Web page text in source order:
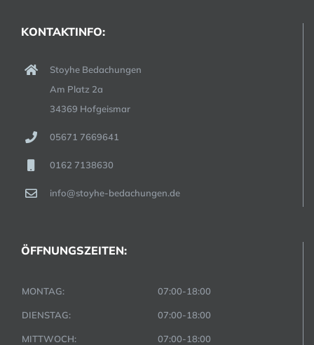
KONTAKTINFO:
Stoyhe Bedachungen
Am Platz 2a
34369 Hofgeismar
05671 7669641
0162 7138630
info@stoyhe-bedachungen.de
ÖFFNUNGSZEITEN:
MONTAG: 07:00-18:00
DIENSTAG: 07:00-18:00
MITTWOCH: 07:00-18:00